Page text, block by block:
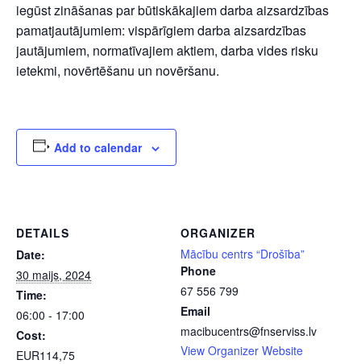
iegūst zināšanas par būtiskākajiem darba aizsardzības
pamatjautājumiem: vispārīgiem darba aizsardzības
jautājumiem, normatīvajiem aktiem, darba vides risku
ietekmi, novērtēšanu un novēršanu.
Add to calendar
DETAILS
Date:
30 maijs, 2024
Time:
06:00 - 17:00
Cost:
EUR114,75
ORGANIZER
Mācību centrs “Drošība”
Phone
67 556 799
Email
macibucentrs@fnserviss.lv
View Organizer Website